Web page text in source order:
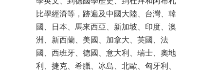
比學經濟等，跡遍及中國大陸、台灣、韓
國、日本、馬來西亞、新加坡、印度、澳
洲、新西蘭、美國、加拿大、英國、法
國、西班牙、德國、意大利、瑞士、奧地
利、捷克、希臘、冰島、北歐、匈牙利、